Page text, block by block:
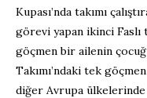
Kupası’nda takımı
görevi yapan ikinci
göçmen bir ailenin
Takımı’ndaki tek
diğer Avrupa